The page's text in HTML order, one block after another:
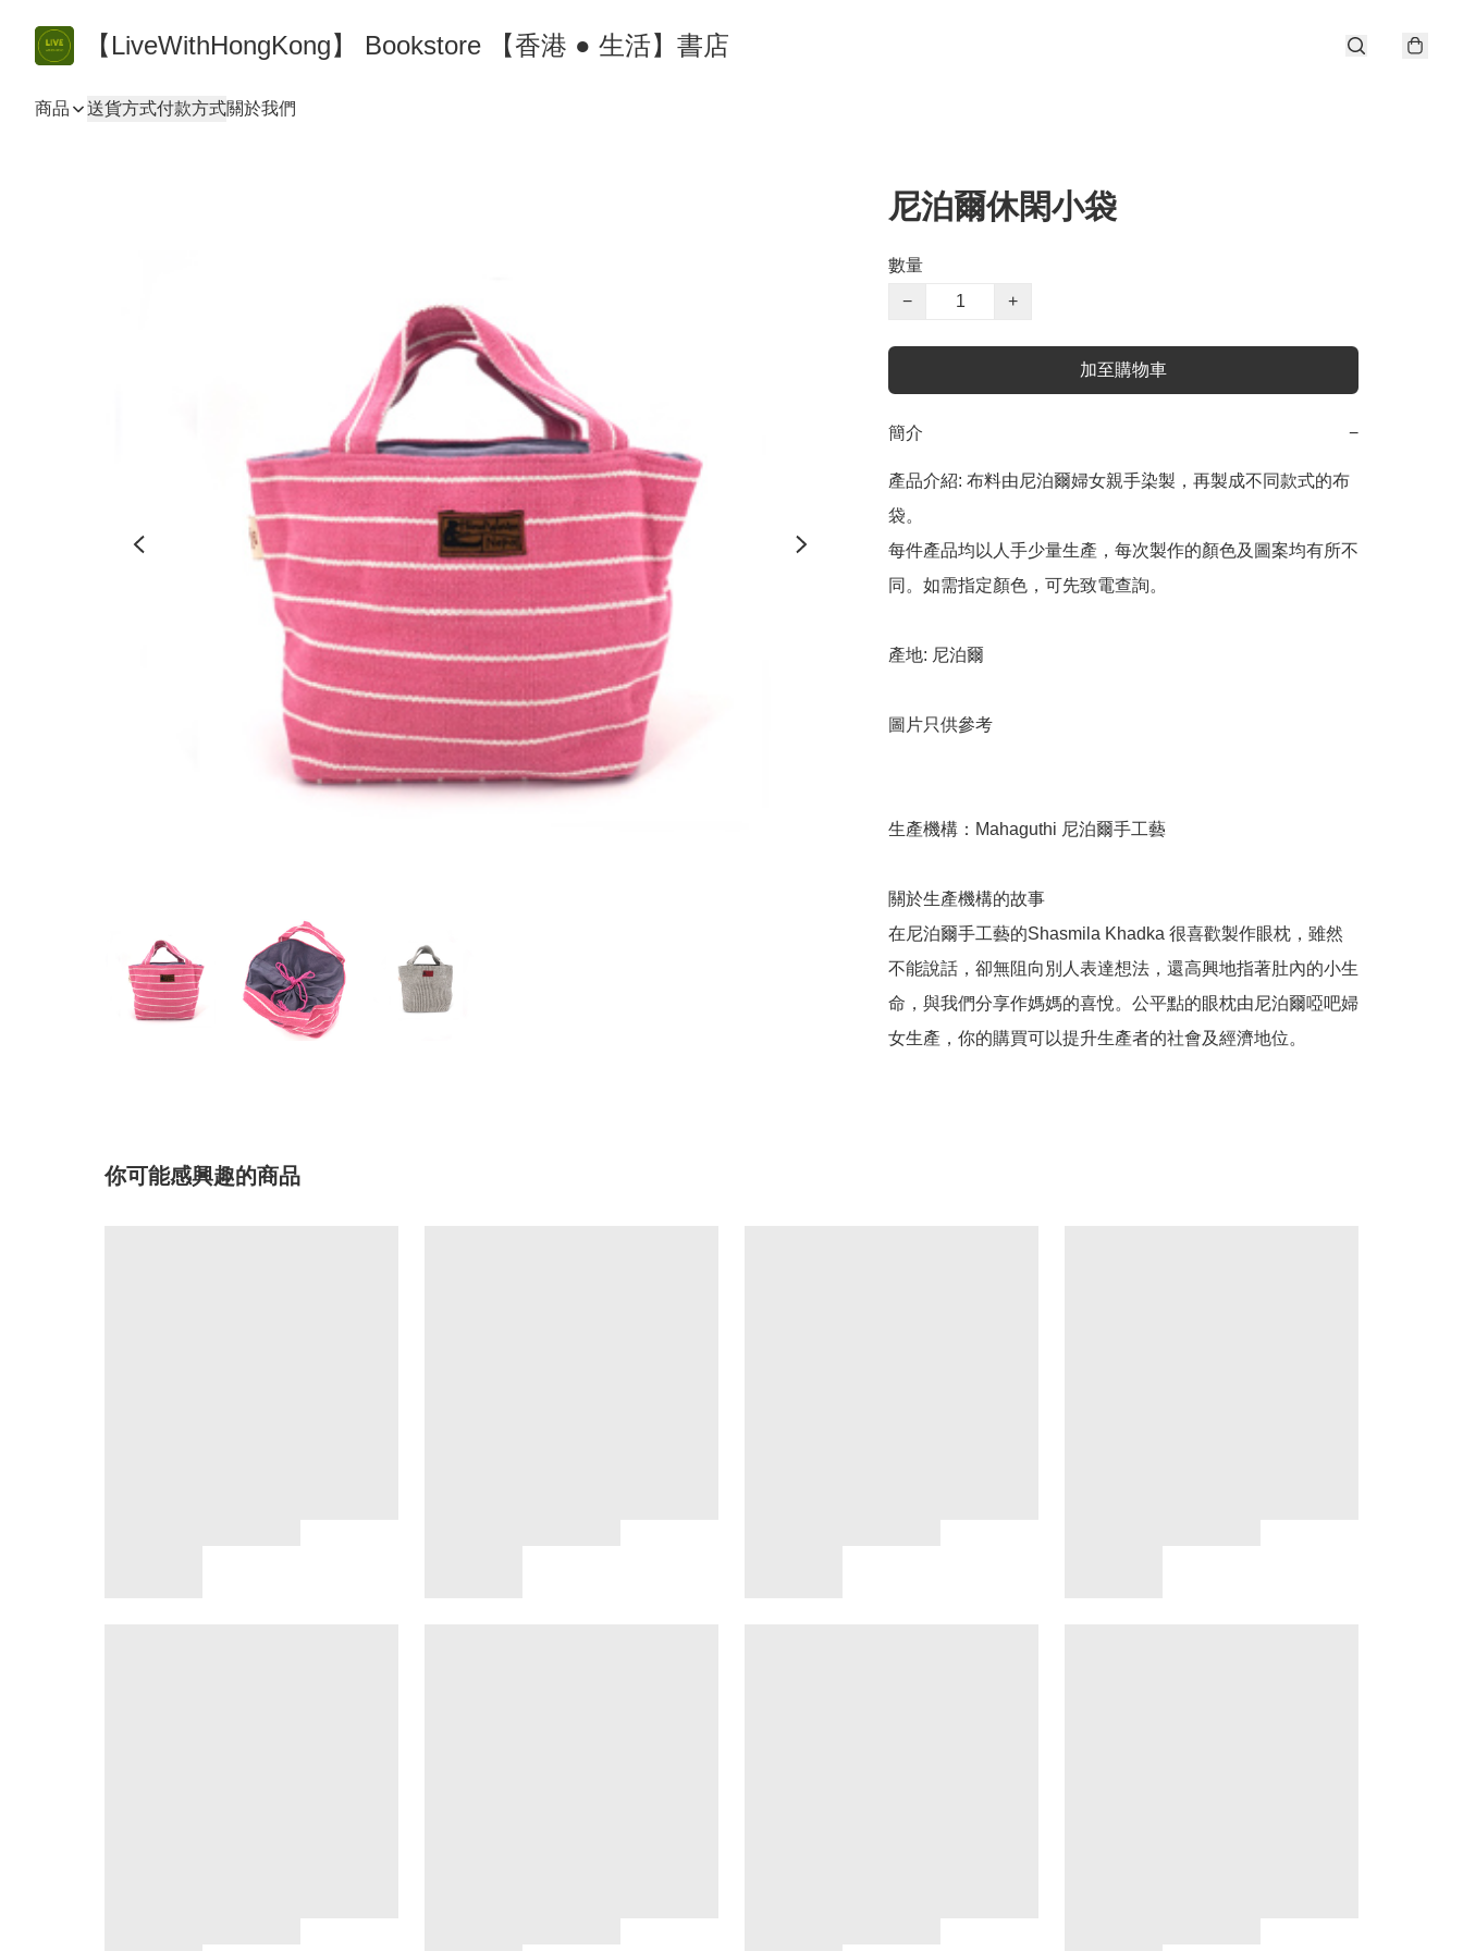
【LiveWithHongKong】 Bookstore 【香港 ● 生活】書店
商品 送貨方式付款方式關於我們
尼泊爾休閑小袋
數量
−
+
加至購物車
簡介 −
產品介紹: 布料由尼泊爾婦女親手染製，再製成不同款式的布
袋。
每件產品均以人手少量生產，每次製作的顏色及圖案均有所不
同。如需指定顏色，可先致電查詢。
產地: 尼泊爾
圖片只供參考
生產機構：Mahaguthi 尼泊爾手工藝
關於生產機構的故事
在尼泊爾手工藝的Shasmila Khadka 很喜歡製作眼枕，雖然
不能說話，卻無阻向別人表達想法，還高興地指著肚內的小生
命，與我們分享作媽媽的喜悅。公平點的眼枕由尼泊爾啞吧婦
你可能感興趣的商品